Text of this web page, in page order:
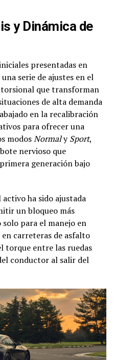
y Dinámica de
presentadas en
serie de ajustes en el
que transforman
de alta demanda
en la recalibración
para ofrecer una
modosNormalySport,
nervioso que
generación bajo
ha sido ajustada
un bloqueo más
para el manejo en
carreteras de asfalto
torque entre las ruedas
conductor al salir del